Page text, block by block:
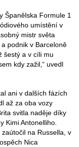
Španělska Formule 1
umístění v
mistr světa
podnik v Barceloně
šestý a v cíli mu
kdy zažil,“ uvedl
ani v dalších fázích
až za oba vozy
svitla naděje díky
Kimi Antonelliho.
na Russella, v
Nica